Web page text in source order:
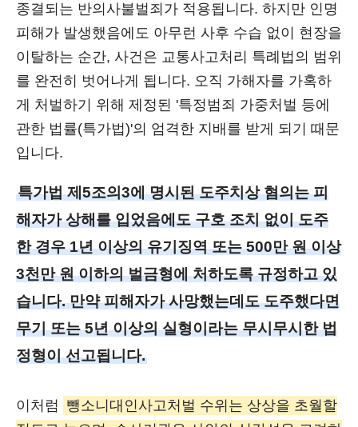
종결되는 반의사불벌죄가 적용됩니다. 하지만 인명
피해가 발생했음에도 아무런 사후 수습 없이 현장을
이탈하는 순간, 사건은 교통사고처리 특례법의 범위
를 완전히 벗어나게 됩니다. 오직 가해자를 가혹하
게 처벌하기 위해 제정된 '특정범죄 가중처벌 등에
관한 법률(특가법)'의 엄격한 지배를 받게 되기 때문
입니다.
특가법 제5조의3에 명시된 도주치상 혐의는 피
해자가 상해를 입었음에도 구호 조치 없이 도주
한 경우 1년 이상의 유기징역 또는 500만 원 이상
3천만 원 이하의 벌금형에 처하도록 규정하고 있
습니다. 만약 피해자가 사망했는데도 도주했다면
무기 또는 5년 이상의 실형이라는 무시무시한 법
정형이 선고됩니다.
이처럼 뺑소니대인사고처벌 수위는 상상을 초월할